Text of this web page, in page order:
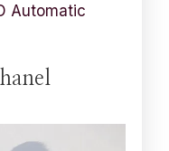
Automatic